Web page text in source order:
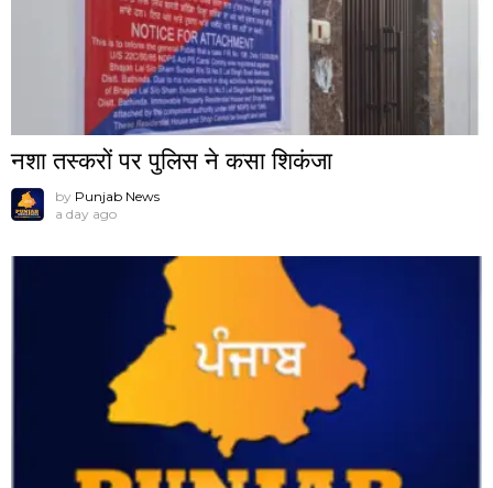
नशा तस्करों पर पुलिस ने कसा शिकंजा
by Punjab News
a day ago